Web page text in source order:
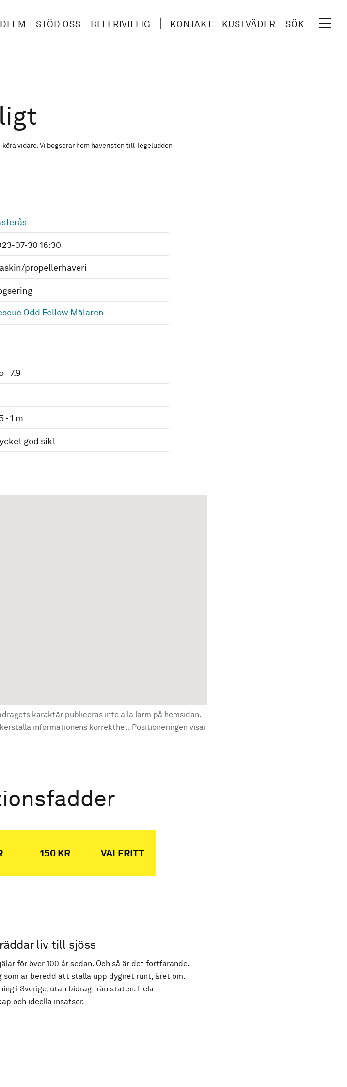
STÖD OSS BLI FRIVILLIG KONTAKT KUSTVÄDER SÖK
vidare. Vi bogserar hem haveristen till Tegeludden
07-30 16:30
propellerhaveri
Odd Fellow Mälaren
- 7.9
- 1 m
god sikt
karaktär publiceras inte alla larm på hemsidan.
informationens korrekthet. Positioneringen visar
150 KR VALFRITT
liv till sjöss
för över 100 år sedan. Och så är det fortfarande.
är beredd att ställa upp dygnet runt, året om.
i Sverige, utan bidrag från staten. Hela
och ideella insatser.